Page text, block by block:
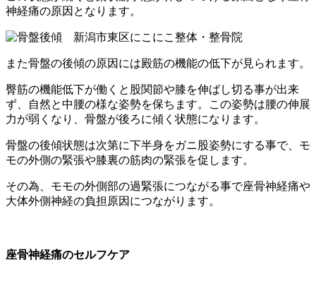
神経痛の原因となります。
また骨盤の後傾の原因には殿筋の機能の低下が見られます。
臀筋の機能低下が働くと股関節や膝を伸ばし切る事が出来
ず、自然と中腰の様な姿勢を保ちます。この姿勢は腰の伸展
力が弱くなり、骨盤が後ろに傾く状態になります。
骨盤の後傾状態は次第に下半身をガニ股姿勢にする事で、モ
モの外側の緊張や膝裏の筋肉の緊張を促します。
その為、モモの外側部の過緊張につながる事で座骨神経痛や
大体外側神経の負担原因につながります。
座骨神経痛のセルフケア